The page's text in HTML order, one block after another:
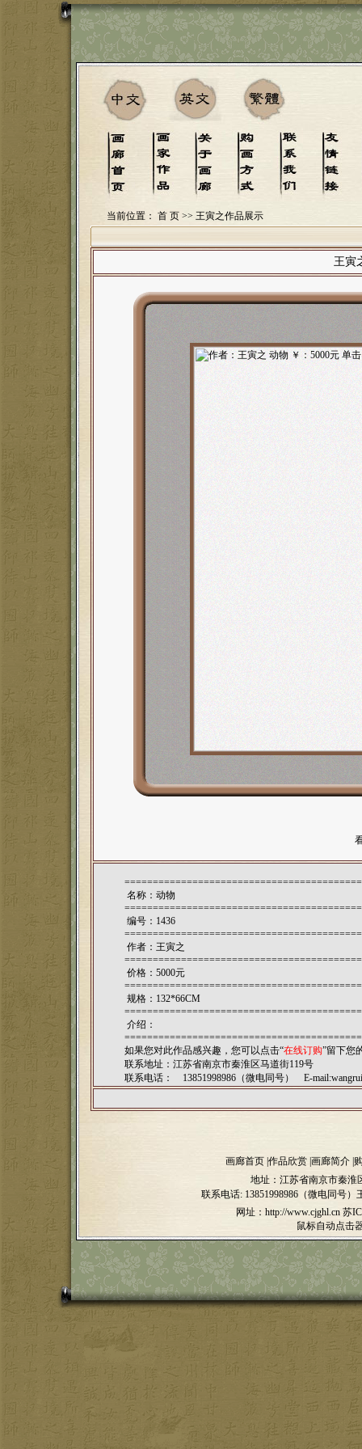
当前位置： 首 页>> 王寅之作品展示
王寅
名称：动物
编号：1436
作者： 王寅之
价格：5000元
规格：132*66CM
介绍：
如果您对此作品感兴趣，您可以点击“在线订购”留下您
联系地址：江苏省南京市秦淮区马道街119号
联系电话： 13851998986（微电同号） E-mail:
画廊首页 作品欣赏 画廊简介
地址：江苏省南京市秦淮
联系电话: 13851998986（微电同号）
网址：http://www.cjghl.cn 苏
鼠标自动点击